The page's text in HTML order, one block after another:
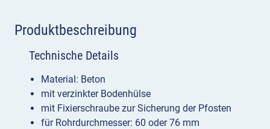
Produktbeschreibung
Technische Details
Material: Beton
mit verzinkter Bodenhülse
mit Fixierschraube zur Sicherung der Pfosten
für Rohrdurchmesser: 60 oder 76 mm